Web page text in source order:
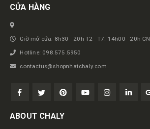
CỬA HÀNG
Giờ mở cửa: 8h30 - 20h T2 - T7. 14h00 - 20h CN
Hotline: 098.575.5950
contactus@shopnhatchaly.com
ABOUT CHALY